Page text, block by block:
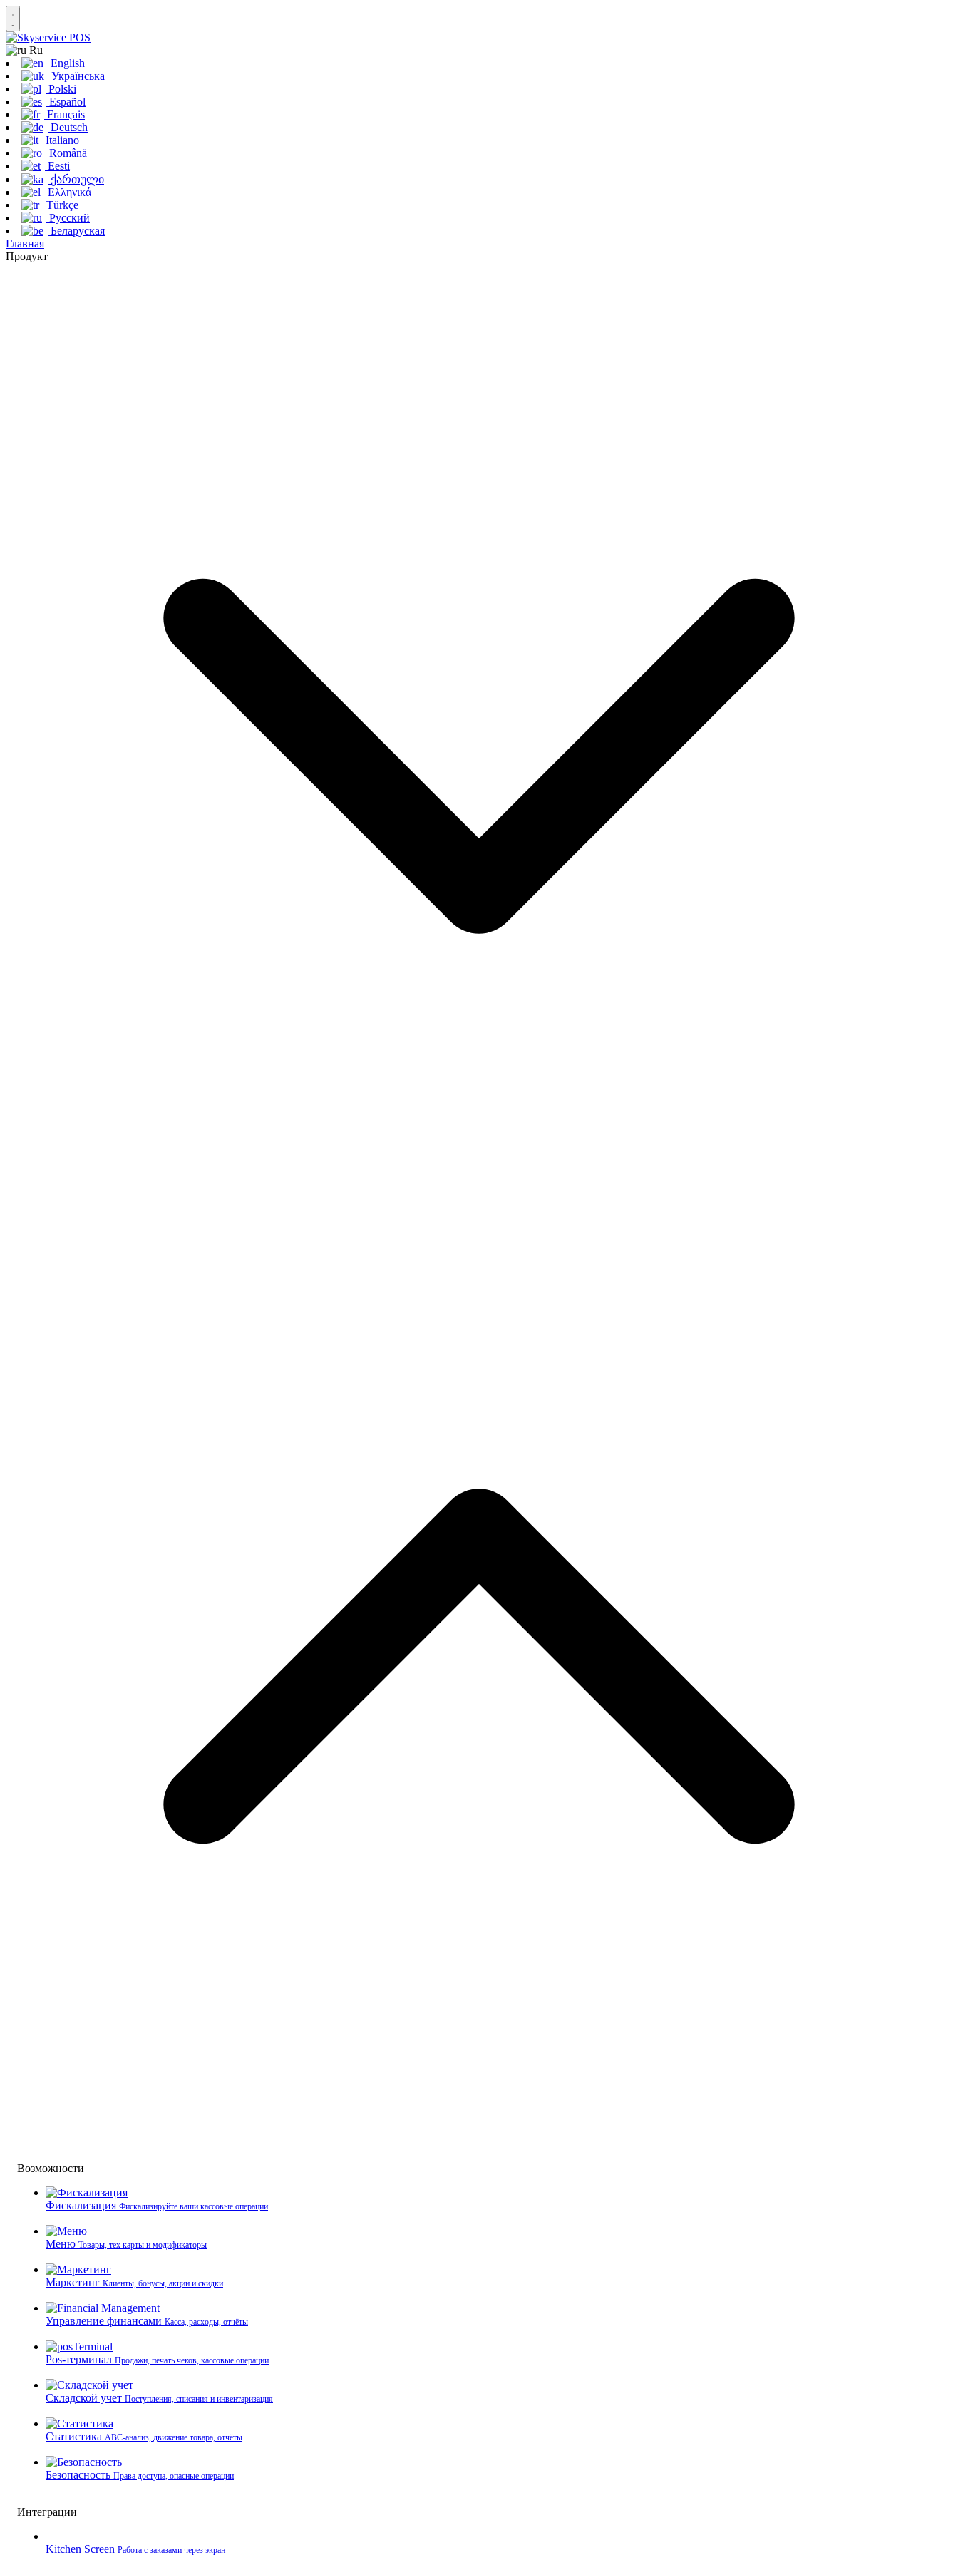
Ru
English
Українська
Polski
Español
Français
Deutsch
Italiano
Română
Eesti
ქართული
Ελληνικά
Türkçe
Русский
Беларуская
Главная
Продукт
Возможности
Фискализация Фискализируйте ваши кассовые операции
Меню Товары, тех карты и модификаторы
Маркетинг Клиенты, бонусы, акции и скидки
Управление финансами Касса, расходы, отчёты
Pos-терминал Продажи, печать чеков, кассовые операции
Складской учет Поступления, списания и инвентаризация
Статистика ABC-анализ, движение товара, отчёты
Безопасность Права доступа, опасные операции
Интеграции
Kitchen Screen Работа с заказами через экран